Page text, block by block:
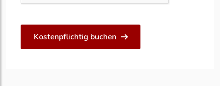
Kostenpflichtig buchen